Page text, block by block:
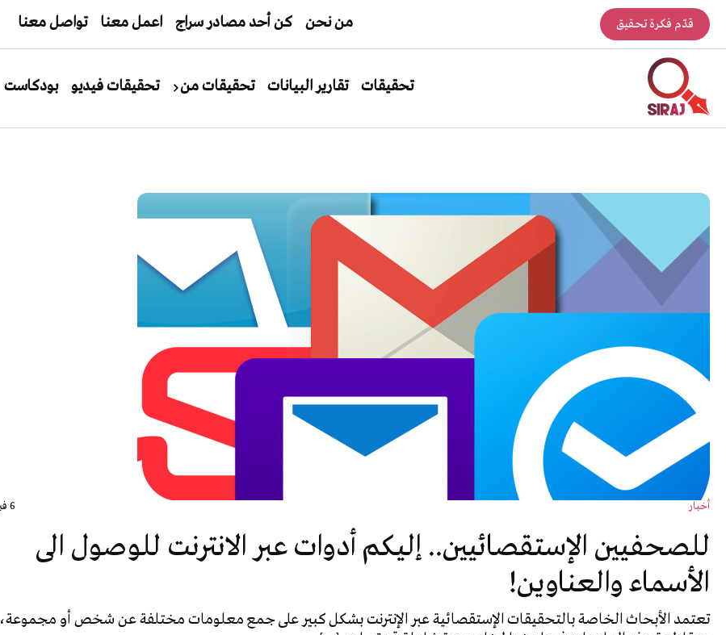
قدّم فكرة تحقيق من نحن كن أحد مصادر سراج اعمل معنا تواصل معنا
تحقيقات تقارير البيانات تحقيقات من تحقيقات فيديو بودكاست
أخبار 6 فبراير، 2019
للصحفيين الإستقصائيين.. إليكم أدوات عبر الانترنت للوصول الى
الأسماء والعناوين!
تعتمد الأبحاث الخاصة بالتحقيقات الإستقصائية عبر الإنترنت بشكل كبير على جمع معلومات مختلفة عن شخص أو مجموعة،